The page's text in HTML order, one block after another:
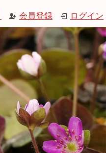
会員登録 ログイン